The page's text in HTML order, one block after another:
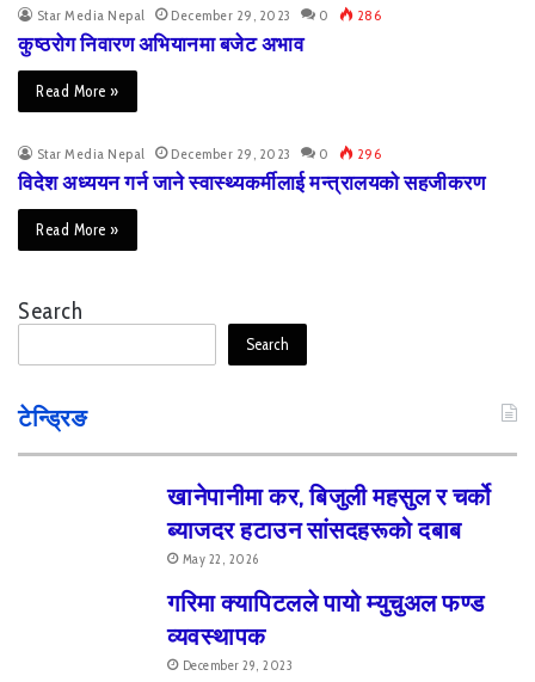
Star Media Nepal December 29, 2023 0 286
कुष्ठरोग निवारण अभियानमा बजेट अभाव
Read More »
Star Media Nepal December 29, 2023 0 296
विदेश अध्ययन गर्न जाने स्वास्थ्यकर्मीलाई मन्त्रालयको सहजीकरण
Read More »
Search
Search
टेन्ड्रिङ
खानेपानीमा कर, बिजुली महसुल र चर्को
ब्याजदर हटाउन सांसदहरूको दबाब
May 22, 2026
गरिमा क्यापिटलले पायो म्युचुअल फण्ड
व्यवस्थापक
December 29, 2023